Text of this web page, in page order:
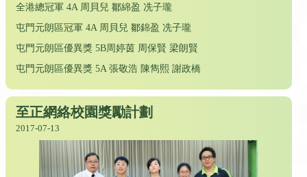
全港總冠軍 4A 周貝兒 鄒綿盈 冼子瓏
屯門元朗區冠軍 4A 周貝兒 鄒錦盈 冼子瓏
屯門元朗區優異獎 5B周婷茵 周保賢 梁朗賢
屯門元朗區優異獎 5A 張敬浩 陳雋熙 謝政橋
至正網絡校園獎勵計劃
2017-07-13